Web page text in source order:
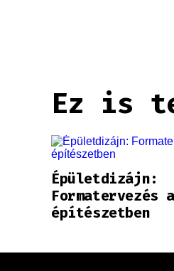
Ez is
Épületdizájn:
Formatervezés
építészetben